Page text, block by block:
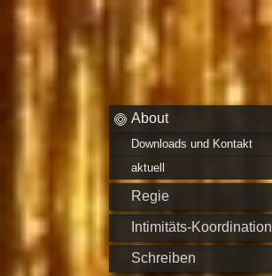
About
Downloads und Kontakt
aktuell
Regie
Intimitäts-Koordination
Schreiben